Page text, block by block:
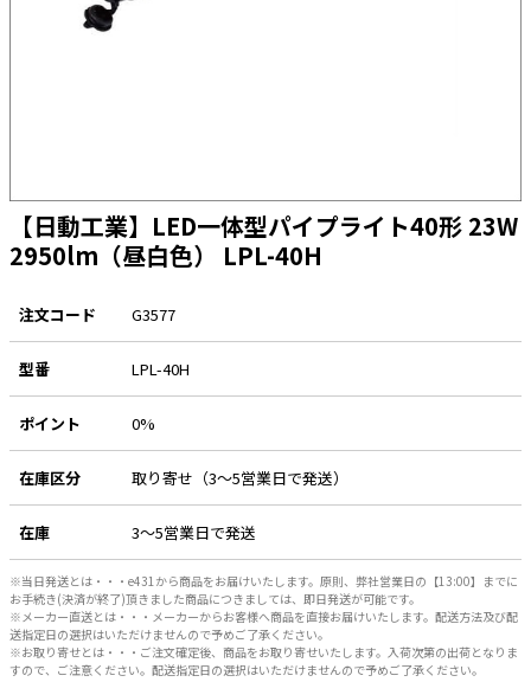
太陽光発電ケーブル・コネクタ・関連資
材/機器
スイッチ・コンセント（配線器具）
PF管/FEP管/CD管/情報線保護管
EV充電設備工事関連
感染症関連
e431オリジナル
販売終了品
ホテル・病院向け
【日動工業】LED一体型パイプライト40形 23W
2950lm（昼白色） LPL-40H
注文コード G3577
型番 LPL-40H
ポイント 0%
在庫区分 取り寄せ（3～5営業日で発送）
在庫 3～5営業日で発送
※当日発送とは・・・e431から商品をお届けいたします。原則、弊社営業日の【13:00】までに
お手続き(決済が終了)頂きました商品につきましては、即日発送が可能です。
※メーカー直送とは・・・メーカーからお客様へ商品を直接お届けいたします。配送方法及び配
送指定日の選択はいただけませんので予めご了承ください。
※お取り寄せとは・・・ご注文確定後、商品をお取り寄せいたします。入荷次第の出荷となりま
すので、ご注意ください。配送指定日の選択はいただけませんので予めご了承ください。